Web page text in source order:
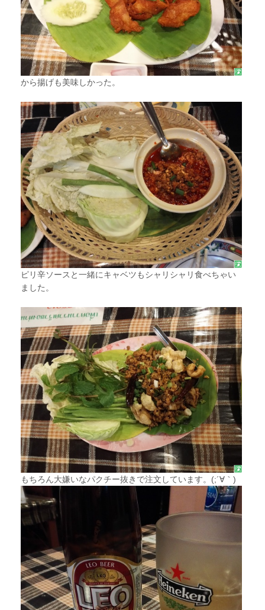
から揚げも美味しかった。
ピリ辛ソースと一緒にキャベツもシャリシャリ食べちゃい
ました。
もちろん大嫌いなパクチー抜きで注文しています。(;´∀｀)